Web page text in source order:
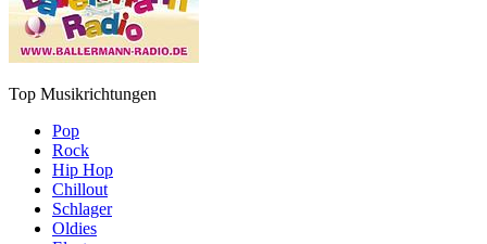
Top Musikrichtungen
Pop
Rock
Hip Hop
Chillout
Schlager
Oldies